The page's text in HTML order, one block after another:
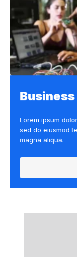
Lorem ipsum
sed do eiusmod
magna aliqua.